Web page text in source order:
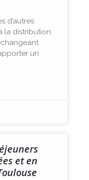
d’autres
la distribution
un
et en